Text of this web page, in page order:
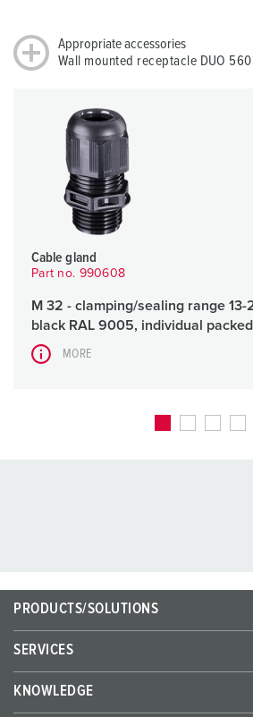
Appropriate accessories
Wall mounted receptacle DUO
Cable gland
Part no. 990608
M 32 - clamping/sealing range 13-
black RAL 9005, individual packed
MORE
PRODUCTS/SOLUTIONS
SERVICES
KNOWLEDGE